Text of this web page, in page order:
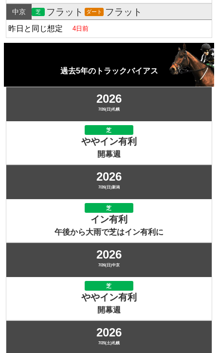
中京 芝 フラット ダート フラット
昨日と同じ想定 4日前
過去5年のトラックバイアス
2026
7/26(日)札幌
芝
ややイン有利
開幕週
2026
7/26(日)新潟
芝
イン有利
午後から大雨で芝はイン有利に
2026
7/26(日)中京
芝
ややイン有利
開幕週
2026
7/25(土)札幌